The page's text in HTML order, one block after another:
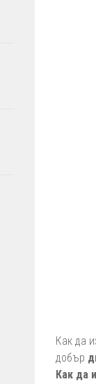
Как да
добър
Как да